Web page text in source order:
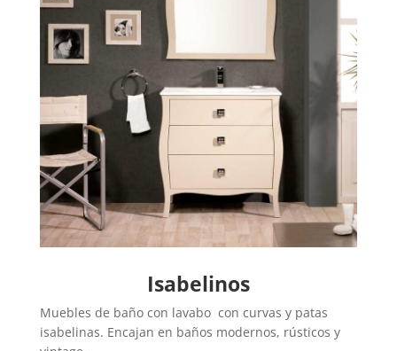
Isabelinos
Muebles de baño con lavabo con curvas y patas
isabelinas. Encajan en baños modernos, rústicos y